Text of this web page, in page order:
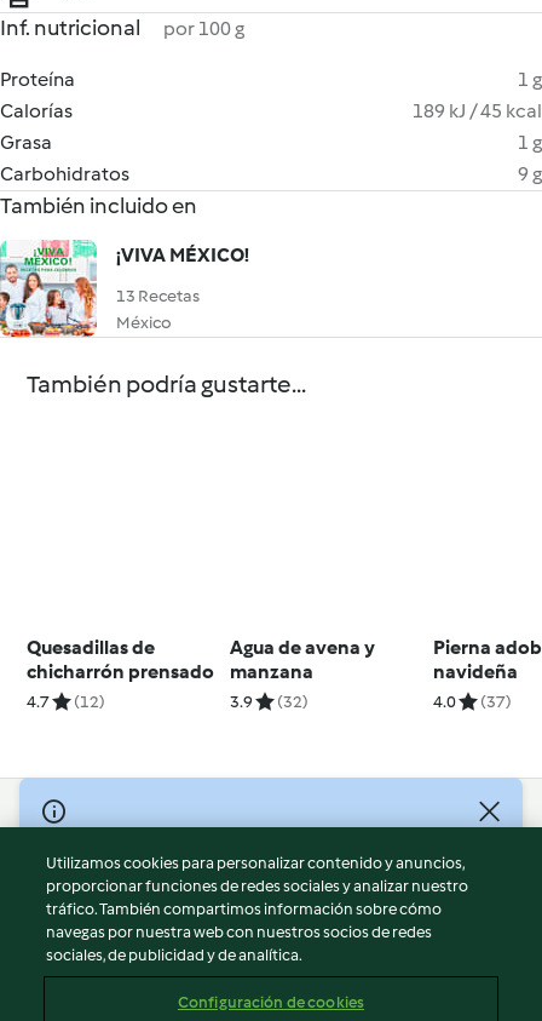
Inf. nutricional por 100 g
Proteína
1 g
Calorías
189 kJ / 45 kcal
Grasa
1 g
Carbohidratos
9 g
También incluido en
¡VIVA MÉXICO!
13 Recetas
México
También podría gustarte...
Quesadillas de
chicharrón prensado
4.7 (12)
Agua de avena y
manzana
3.9 (32)
Pierna
navideña
4.0 (37)
© Copyright 2026
Términos de uso
Política de privacidad
Aviso legal
Información legal
Utilizamos cookies para personalizar contenido y anuncios,
proporcionar funciones de redes sociales y analizar nuestro
tráfico. También compartimos información sobre cómo
navegas por nuestra web con nuestros socios de redes
sociales, de publicidad y de analítica.
Configuración de cookies